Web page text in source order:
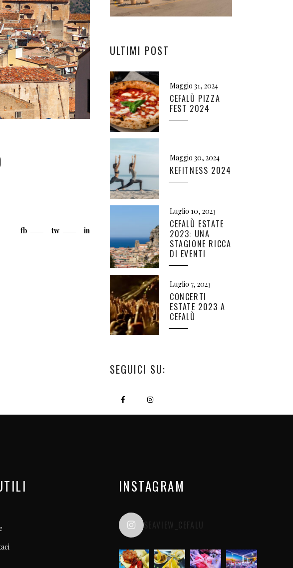
fb tw in
ULTIMI POST
Maggio 31, 2024
CEFALÙ PIZZA
FEST 2024
Maggio 30, 2024
KEFITNESS 2024
Luglio 10, 2023
CEFALÙ ESTATE
2023: UNA
STAGIONE RICCA
DI EVENTI
Luglio 7, 2023
CONCERTI
ESTATE 2023 A
CEFALÙ
SEGUICI SU:
INSTAGRAM
SEAVIEW_CEFALU